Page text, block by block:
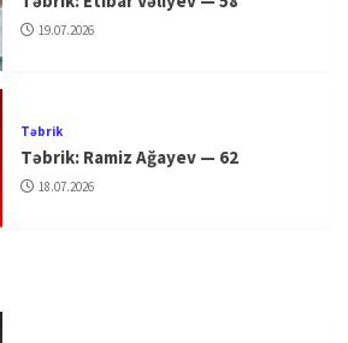
19.07.2026
Təbrik
Təbrik: Ramiz Ağayev — 62
18.07.2026